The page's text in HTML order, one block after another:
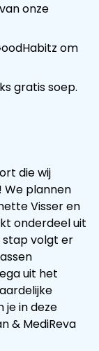
onze
om
gratis soep.
die wij
We plannen
Visser en
onderdeel uit
stap volgt er
uit het
je in deze
& MediReva